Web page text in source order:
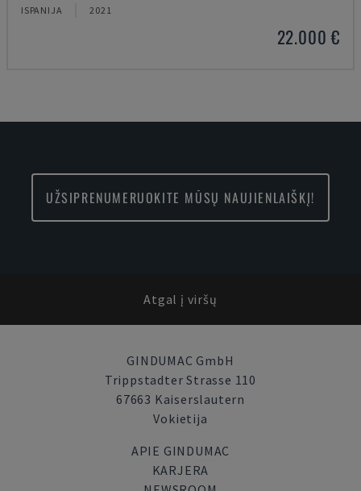
ISPANIJA 2021
22.000 €
UŽSIPRENUMERUOKITE MŪSŲ NAUJIENLAIŠKĮ!
Atgal į viršų
GINDUMAC GmbH
Trippstadter Strasse 110
67663 Kaiserslautern
Vokietija
APIE GINDUMAC
KARJERA